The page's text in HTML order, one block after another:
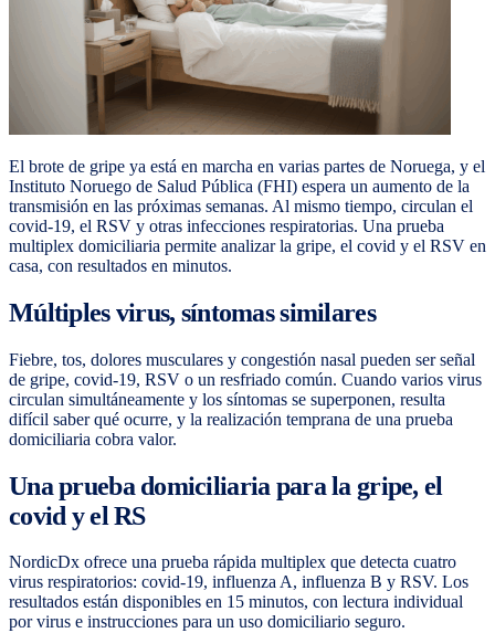
El brote de gripe ya está en marcha en varias partes de Noruega, y el
Instituto Noruego de Salud Pública (FHI) espera un aumento de la
transmisión en las próximas semanas. Al mismo tiempo, circulan el
covid-19, el RSV y otras infecciones respiratorias. Una prueba
multiplex domiciliaria permite analizar la gripe, el covid y el RSV en
casa, con resultados en minutos.
Múltiples virus, síntomas similares
Fiebre, tos, dolores musculares y congestión nasal pueden ser señal
de gripe, covid-19, RSV o un resfriado común. Cuando varios virus
circulan simultáneamente y los síntomas se superponen, resulta
difícil saber qué ocurre, y la realización temprana de una prueba
domiciliaria cobra valor.
Una prueba domiciliaria para la gripe, el
covid y el RS
NordicDx ofrece una prueba rápida multiplex que detecta cuatro
virus respiratorios: covid-19, influenza A, influenza B y RSV. Los
resultados están disponibles en 15 minutos, con lectura individual
por virus e instrucciones para un uso domiciliario seguro.